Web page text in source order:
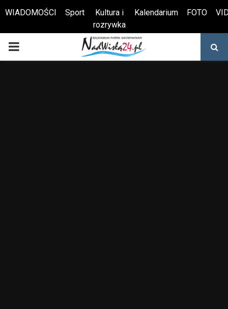
Otwórz pasek narzędzi
WIADOMOŚCI Sport
Kultura i
rozrywka
Kalendarium FOTO
PRIMARY